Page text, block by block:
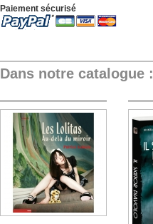
Paiement sécurisé
Dans notre catalogue :